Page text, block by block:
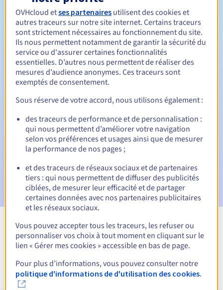
Durée de renouvellement Entre 1 et 10 ans
Période de rédemption
date d'échéance
E-mail le jour de l'expirationpour notification de la
suspension du nom de domaine
E-mail après la période de grâce de rédemptionpour
notification de la suppression du nom de domaine
Voir toutes les extensions
Informations sur le .pulawy.pl
OVHcloud etses partenaires utilisent des cookies et
autres traceurs sur notre site internet. Certains traceurs
sont strictement nécessaires au fonctionnement du site.
Ils nous permettent notamment de garantir la sécurité du
service ou d'assurer certaines fonctionnalités
essentielles. D’autres nous permettent de réaliser des
mesures d’audience anonymes. Ces traceurs sont
exemptés de consentement.
Sous réserve de votre accord, nous utilisons également :
des traceurs de performance et de personnalisation :
qui nous permettent d’améliorer votre navigation
selon vos préférences et usages ainsi que de mesurer
la performance de nos pages ;
et des traceurs de réseaux sociaux et de partenaires
tiers : qui nous permettent de diffuser des publicités
ciblées, de mesurer leur efficacité et de partager
certaines données avec nos partenaires publicitaires
et les réseaux sociaux.
Vous pouvez accepter tous les traceurs, les refuser ou
personnaliser vos choix à tout moment en cliquant sur le
lien « Gérer mes cookies » accessible en bas de page.
Pour plus d’informations, vous pouvez consulter notre
politique d'informations de d'utilisation des cookies.